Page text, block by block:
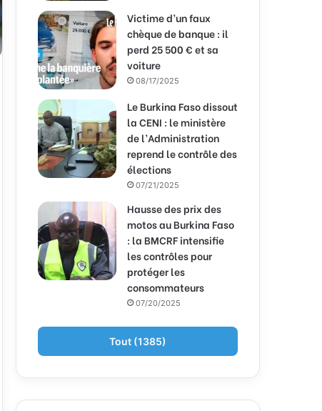
Victime d’un faux
chèque de banque : il
perd 25 500 € et sa
voiture
08/17/2025
Le Burkina Faso dissout
la CENI : le ministère
de l’Administration
reprend le contrôle des
élections
07/21/2025
Hausse des prix des
motos au Burkina Faso
: la BMCRF intensifie
les contrôles pour
protéger les
consommateurs
07/20/2025
Tout (1385)